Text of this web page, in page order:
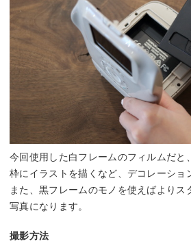
今回使用した白フレームのフィルムだと
枠にイラストを描くなど、デコレーショ
また、黒フレームのモノを使えばよりス
写真になります。
撮影方法